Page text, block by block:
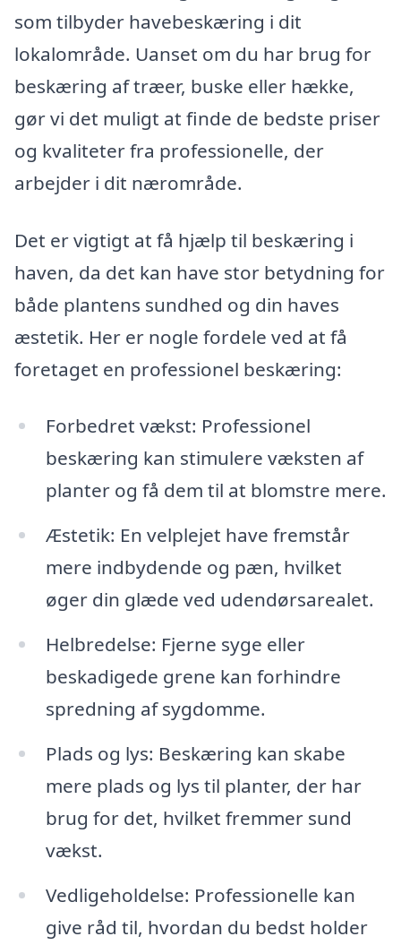
som tilbyder havebeskæring i dit
lokalområde. Uanset om du har brug for
beskæring af træer, buske eller hække,
gør vi det muligt at finde de bedste priser
og kvaliteter fra professionelle, der
arbejder i dit nærområde.
Det er vigtigt at få hjælp til beskæring i
haven, da det kan have stor betydning for
både plantens sundhed og din haves
æstetik. Her er nogle fordele ved at få
foretaget en professionel beskæring:
Forbedret vækst: Professionel
beskæring kan stimulere væksten af
planter og få dem til at blomstre mere.
Æstetik: En velplejet have fremstår
mere indbydende og pæn, hvilket
øger din glæde ved udendørsarealet.
Helbredelse: Fjerne syge eller
beskadigede grene kan forhindre
spredning af sygdomme.
Plads og lys: Beskæring kan skabe
mere plads og lys til planter, der har
brug for det, hvilket fremmer sund
vækst.
Vedligeholdelse: Professionelle kan
give råd til, hvordan du bedst holder